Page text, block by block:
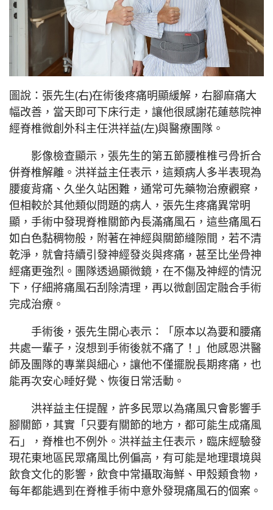
圖說：張先生(右)在術後疼痛明顯緩解，右腳麻痛大
幅改善，當天即可下床行走，讓他很感謝花蓮慈院神
經脊椎微創外科主任洪祥益(左)與醫療團隊。
影像檢查顯示，張先生的第五節腰椎椎弓骨折合
併脊椎解離。洪祥益主任表示，這類病人多半表現為
腰痠背痛、久坐久站困難，通常可先藥物治療觀察，
但相較於其他類似問題的病人，張先生疼痛異常明
顯，手術中發現脊椎關節內長滿痛風石，這些痛風石
如白色黏稠物般，附著在神經與關節縫隙間，若不清
乾淨，就會持續引發神經發炎與疼痛，甚至比坐骨神
經痛更強烈。團隊透過顯微鏡，在不傷及神經的情況
下，仔細將痛風石刮除清理，再以微創固定融合手術
完成治療。
手術後，張先生開心表示：「原本以為要和腰痛
共處一輩子，沒想到手術後就不痛了！」他感恩洪醫
師及團隊的專業與細心，讓他不僅擺脫長期疼痛，也
能再次安心睡好覺、恢復日常活動。
洪祥益主任提醒，許多民眾以為痛風只會影響手
腳關節，其實「只要有關節的地方，都可能生成痛風
石」，脊椎也不例外。洪祥益主任表示，臨床經驗發
現花東地區民眾痛風比例偏高，有可能是地理環境與
飲食文化的影響，飲食中常攝取海鮮、甲殼類食物，
每年都能遇到在脊椎手術中意外發現痛風石的個案。